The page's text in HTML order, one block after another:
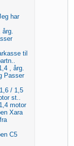
har
årg.
til
, årg.
Passer
/ 1,5
st..
motor
Xara
C5